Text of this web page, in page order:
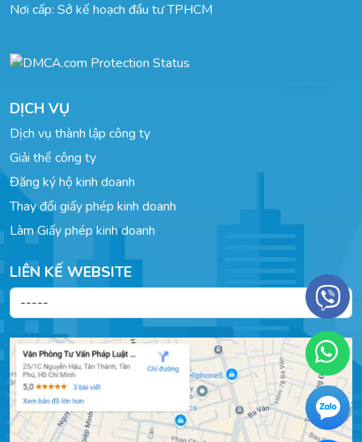
Nơi cấp: Sở kế hoạch đầu tư TPHCM
DỊCH VỤ
Dịch vụ thành lập công ty
Giải thể công ty
Đăng ký hộ kinh doanh
Thay đổi giấy phép kinh doanh
Làm Giấy phép kinh doanh
LIÊN KẾ WEBSITE